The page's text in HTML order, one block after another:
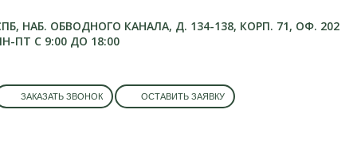
НАБ. ОБВОДНОГО КАНАЛА, Д. 134-138, КОРП. 71, ОФ. 202
ПТ С 9:00 ДО 18:00
ЗАКАЗАТЬ ЗВОНОК ОСТАВИТЬ ЗАЯВКУ